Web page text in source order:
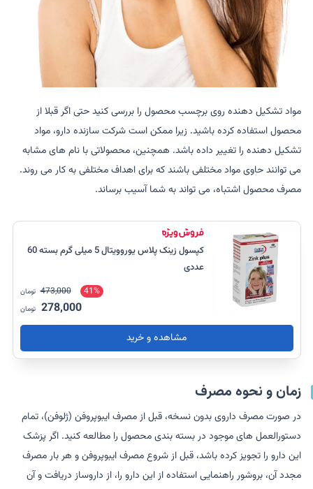
مواد تشکیل دهنده روی برچسب محصول را بررسی کنید حتی اگر قبلا از
محصول استفاده کرده باشید. زیرا ممکن است شرکت سازنده دارو، مواد
تشکیل دهنده را تغییر داده باشد. همچنین، محصولاتی با نام های مشابه
می توانند حاوی مواد مختلفی باشند که برای اهداف مختلفی به کار می روند.
مصرف محصول اشتباه، می تواند به شما آسیب برساند.
کپسول زینک پلاس یوروویتال 5 میلی گرم بسته 60
عددی
41%
473,000 تومان
278,000 تومان
مشاهده و خرید
زمان و نحوه مصرف
در صورت مصرف داروی بدون نسخه، قبل از مصرف ایبوپروفن (ژلوفن)، تمام
دستورالعمل های موجود در بسته بندی محصول را مطالعه کنید. اگر پزشک
این دارو را تجویز کرده باشد، قبل از شروع مصرف ایبوپروفن و هر بار مصرف
مجدد آن، بروشور راهنمایی استفاده از این دارو را، از داروساز دریافت و آن